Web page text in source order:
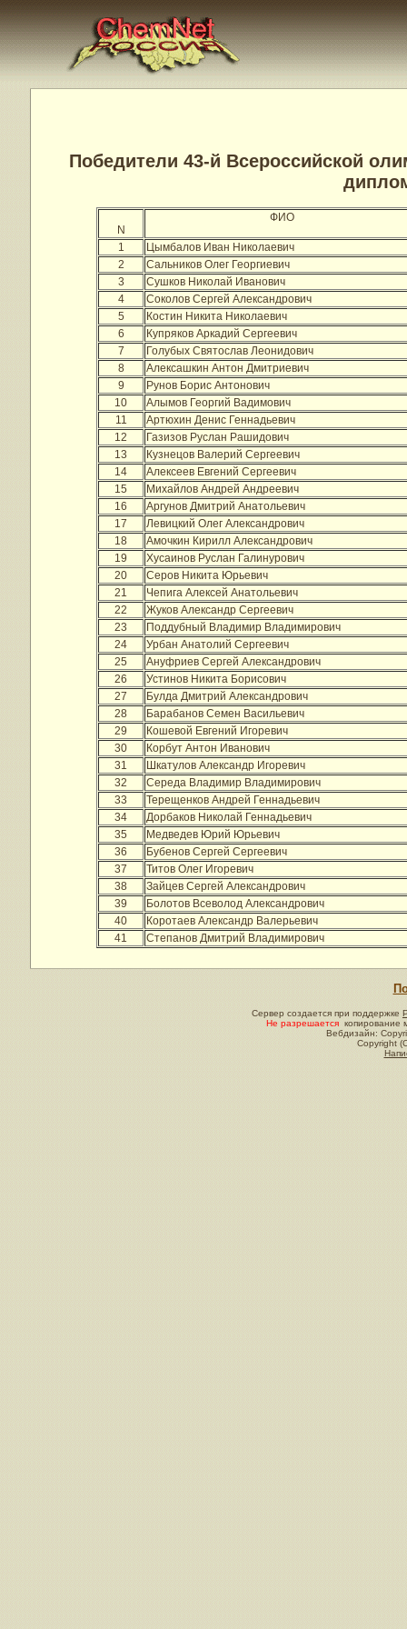
Победители 43-й Всероссийской
N
ФИО
1
Цымбалов Иван Николаевич
2
Сальников Олег Георгиевич
3
Сушков Николай Иванович
4
Соколов Сергей Александрович
5
Костин Никита Николаевич
6
Купряков Аркадий Сергеевич
7
Голубых Святослав Леонидович
8
Алексашкин Антон Дмитриевич
9
Рунов Борис Антонович
10
Алымов Георгий Вадимович
11
Артюхин Денис Геннадьевич
12
Газизов Руслан Рашидович
13
Кузнецов Валерий Сергеевич
14
Алексеев Евгений Сергеевич
15
Михайлов Андрей Андреевич
16
Аргунов Дмитрий Анатольевич
17
Левицкий Олег Александрович
18
Амочкин Кирилл Александрович
19
Хусаинов Руслан Галинурович
20
Серов Никита Юрьевич
21
Чепига Алексей Анатольевич
22
Жуков Александр Сергеевич
23
Поддубный Владимир Владимирович
24
Урбан Анатолий Сергеевич
25
Ануфриев Сергей Александрович
26
Устинов Никита Борисович
27
Булда Дмитрий Александрович
28
Барабанов Семен Васильевич
29
Кошевой Евгений Игоревич
30
Корбут Антон Иванович
31
Шкатулов Александр Игоревич
32
Середа Владимир Владимирович
33
Терещенков Андрей Геннадьевич
34
Дорбаков Николай Геннадьевич
35
Медведев Юрий Юрьевич
36
Бубенов Сергей Сергеевич
37
Титов Олег Игоревич
38
Зайцев Сергей Александрович
39
Болотов Всеволод Александрович
40
Коротаев Александр Валерьевич
41
Степанов Дмитрий Владимирович
Сервер создается при поддержке
Не разрешается копирование
Вебдизайн:
Copyright